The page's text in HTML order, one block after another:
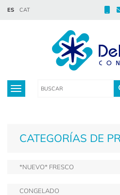
ES CAT
Toggle navigation
CATEGORÍAS DE
*NUEVO* FRESCO
CONGELADO